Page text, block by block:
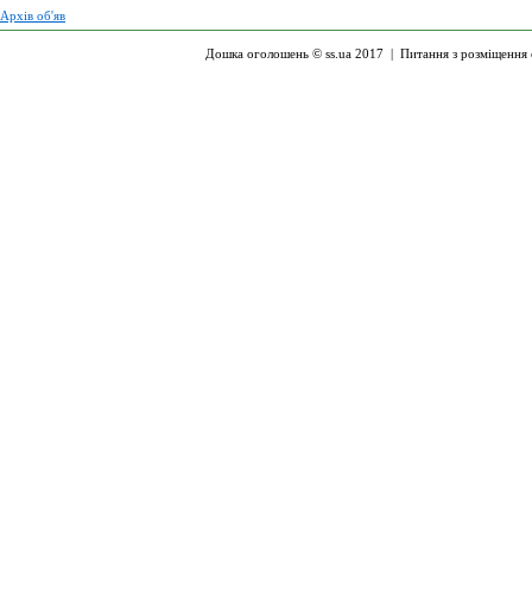
Архів об'яв
Дошка оголошень © ss.ua 2017 | Питання з